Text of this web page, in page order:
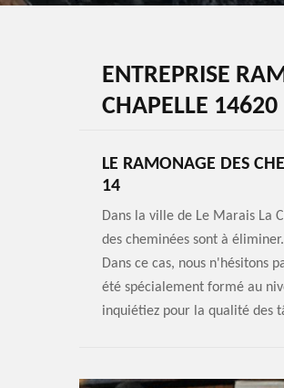
ENTREPRISE
CHAPELLE 14620
LE RAMONAGE DES
14
Dans la ville de Le Marais La
des cheminées sont à
Dans ce cas, nous n'hésitons
été spécialement formé au
inquiétiez pour la qualité des